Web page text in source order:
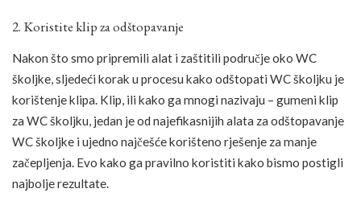
2. Koristite klip za odštopavanje
Nakon što smo pripremili alat i zaštitili područje oko WC
školjke, sljedeći korak u procesu kako odštopati WC školjku je
korištenje klipa. Klip, ili kako ga mnogi nazivaju – gumeni klip
za WC školjku, jedan je od najefikasnijih alata za odštopavanje
WC školjke i ujedno najčešće korišteno rješenje za manje
začepljenja. Evo kako ga pravilno koristiti kako bismo postigli
najbolje rezultate.